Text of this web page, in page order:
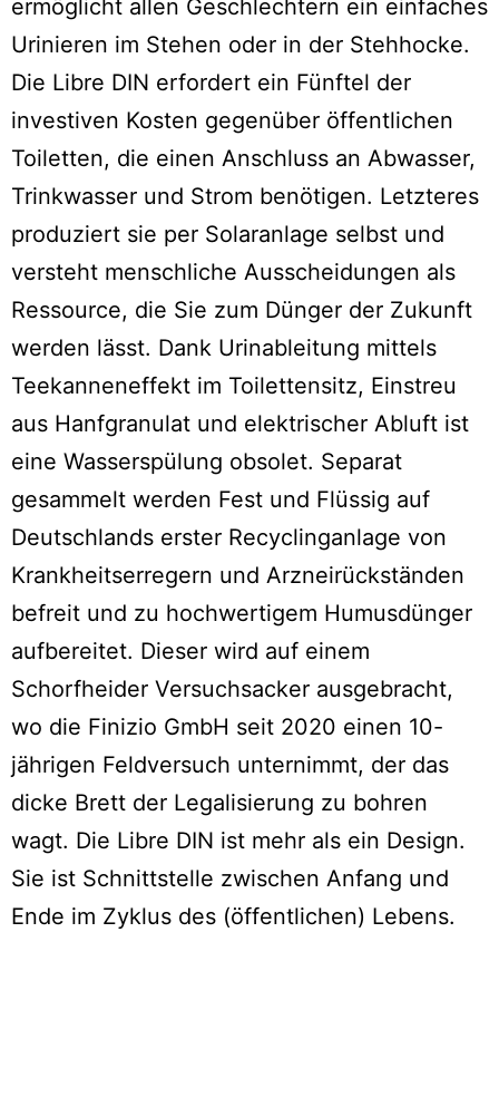
ermöglicht allen Geschlechtern ein einfaches
Urinieren im Stehen oder in der Stehhocke.
Die Libre DIN erfordert ein Fünftel der
investiven Kosten gegenüber öffentlichen
Toiletten, die einen Anschluss an Abwasser,
Trinkwasser und Strom benötigen. Letzteres
produziert sie per Solaranlage selbst und
versteht menschliche Ausscheidungen als
Ressource, die Sie zum Dünger der Zukunft
werden lässt. Dank Urinableitung mittels
Teekanneneffekt im Toilettensitz, Einstreu
aus Hanfgranulat und elektrischer Abluft ist
eine Wasserspülung obsolet. Separat
gesammelt werden Fest und Flüssig auf
Deutschlands erster Recyclinganlage von
Krankheitserregern und Arzneirückständen
befreit und zu hochwertigem Humusdünger
aufbereitet. Dieser wird auf einem
Schorfheider Versuchsacker ausgebracht,
wo die Finizio GmbH seit 2020 einen 10-
jährigen Feldversuch unternimmt, der das
dicke Brett der Legalisierung zu bohren
wagt. Die Libre DIN ist mehr als ein Design.
Sie ist Schnittstelle zwischen Anfang und
Ende im Zyklus des (öffentlichen) Lebens.